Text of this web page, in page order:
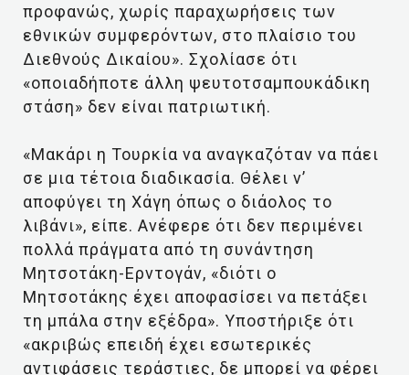
προφανώς, χωρίς παραχωρήσεις των
εθνικών συμφερόντων, στο πλαίσιο του
Διεθνούς Δικαίου». Σχολίασε ότι
«οποιαδήποτε άλλη ψευτοτσαμπουκάδικη
στάση» δεν είναι πατριωτική.
«Μακάρι η Τουρκία να αναγκαζόταν να πάει
σε μια τέτοια διαδικασία. Θέλει ν’
αποφύγει τη Χάγη όπως ο διάολος το
λιβάνι», είπε. Ανέφερε ότι δεν περιμένει
πολλά πράγματα από τη συνάντηση
Μητσοτάκη-Ερντογάν, «διότι ο
Μητσοτάκης έχει αποφασίσει να πετάξει
τη μπάλα στην εξέδρα». Υποστήριξε ότι
«ακριβώς επειδή έχει εσωτερικές
αντιφάσεις τεράστιες, δε μπορεί να φέρει